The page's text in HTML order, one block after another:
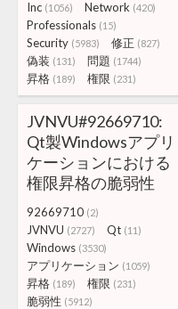
Inc (1056) Network (420)
Professionals (15)
Security (5983) 修正 (827)
偽装 (131) 問題 (1744)
昇格 (189) 権限 (231)
JVNVU#92669710:
Qt製Windowsアプリ
ケーションにおける
権限昇格の脆弱性
92669710 (2)
JVNVU (2727) Qt (11)
Windows (3530)
アプリケーション (1059)
昇格 (189) 権限 (231)
脆弱性 (5912)